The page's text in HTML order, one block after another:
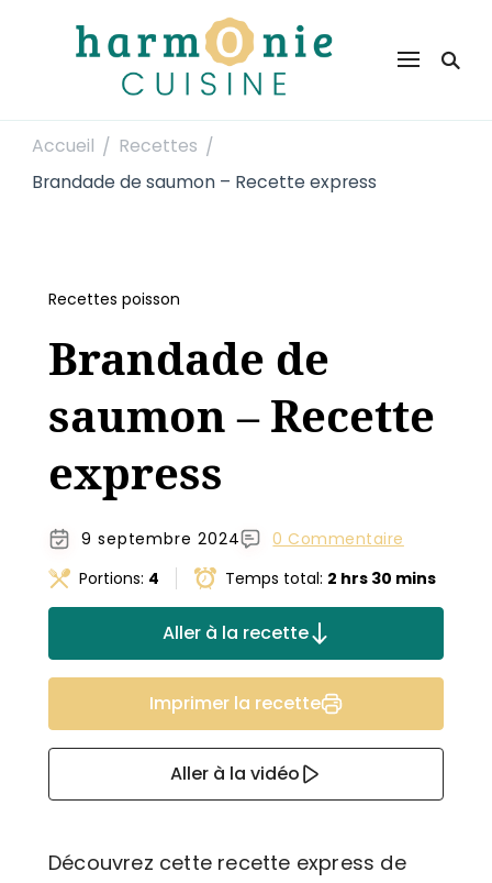
Harmonie Cuisine
Accueil / Recettes /
Brandade de saumon – Recette express
Recettes poisson
Brandade de
saumon – Recette
express
9 septembre 2024
0 Commentaire
Portions: 4 Temps total: 2 hrs 30 mins
Aller à la recette
Imprimer la recette
Aller à la vidéo
Découvrez cette recette express de